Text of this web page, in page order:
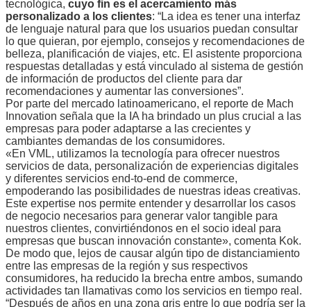
tecnológica, cuyo fin es el acercamiento más
personalizado a los clientes: “La idea es tener una interfaz
de lenguaje natural para que los usuarios puedan consultar
lo que quieran, por ejemplo, consejos y recomendaciones de
belleza, planificación de viajes, etc. El asistente proporciona
respuestas detalladas y está vinculado al sistema de gestión
de información de productos del cliente para dar
recomendaciones y aumentar las conversiones”.
Por parte del mercado latinoamericano, el reporte de Mach
Innovation señala que la IA ha brindado un plus crucial a las
empresas para poder adaptarse a las crecientes y
cambiantes demandas de los consumidores.
«En VML, utilizamos la tecnología para ofrecer nuestros
servicios de data, personalización de experiencias digitales
y diferentes servicios end-to-end de commerce,
empoderando las posibilidades de nuestras ideas creativas.
Este expertise nos permite entender y desarrollar los casos
de negocio necesarios para generar valor tangible para
nuestros clientes, convirtiéndonos en el socio ideal para
empresas que buscan innovación constante», comenta Kok.
De modo que, lejos de causar algún tipo de distanciamiento
entre las empresas de la región y sus respectivos
consumidores, ha reducido la brecha entre ambos, sumando
actividades tan llamativas como los servicios en tiempo real.
“Después de años en una zona gris entre lo que podría ser la